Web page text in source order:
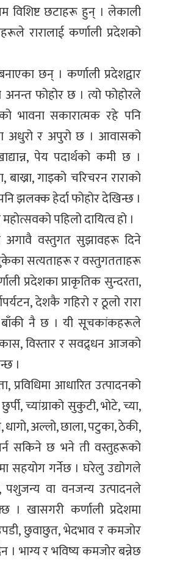
विशिष्ट छटाहरू हुन् । लेकाली
रारालाई कर्णाली प्रदेशको
छन् । कर्णाली प्रदेशद्वार
अनन्त फोहोर छ । त्यो फोहोरले
भावना सकारात्मक रहे पनि
अधुरो र अपुरो छ । आवासको
पेय पदार्थको कमी छ ।
गाइको चरिचरन राराको
झलक्क हेर्दा फोहोर देखिन्छ ।
पहिलो दायित्व हो ।
अगावै वस्तुगत सुझावहरू दिने
सत्यताहरू र वस्तुगतताहरू
प्रदेशका प्राकृतिक सुन्दरता,
देशकै गहिरो र ठूलो रारा
बाँकी नै छ । यी सूचकांकहरूले
विस्तार र सवद्र्धन आजको
।
आधारित उत्पादनको
च्यांग्राको सुकुटी, भोटे, च्या,
धागो, अल्लो, छाला, पटुका, ठेकी,
गर्न सकिने छ भने ती वस्तुहरूको
सहयोग गर्नेछ । घरेलु उद्योगले
पशुजन्य वा वनजन्य उत्पादनले
। खासगरी कर्णाली प्रदेशमा
छुवाछुत, भेदभाव र कमजोर
। भाग्य र भविष्य कमजोर बन्नेछ